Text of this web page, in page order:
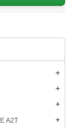
add
add
add
A2T
add